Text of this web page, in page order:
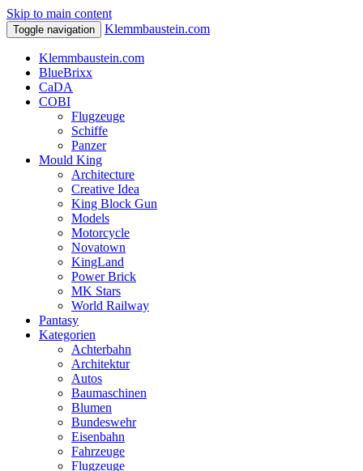
Skip to main content
Toggle navigation Klemmbaustein.com
Klemmbaustein.com
BlueBrixx
CaDA
COBI
Flugzeuge
Schiffe
Panzer
Mould King
Architecture
Creative Idea
King Block Gun
Models
Motorcycle
Novatown
KingLand
Power Brick
MK Stars
World Railway
Pantasy
Kategorien
Achterbahn
Architektur
Autos
Baumaschinen
Blumen
Bundeswehr
Eisenbahn
Fahrzeuge
Flugzeuge